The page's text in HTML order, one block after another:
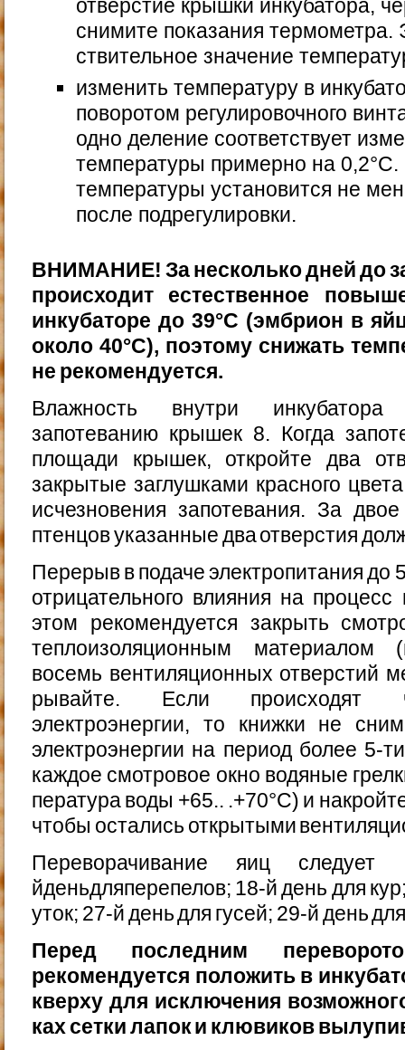
отверстие крышки инкубатора,
снимите показания термометра.
ствительное значение
изменить температуру в
поворотом регулировочного
одно деление соответствует
температуры примерно на
температуры установится не
после подрегулировки.
ВНИМАНИЕ! За несколько дней до
происходит есте­ственное
инкубаторе до 39°С (эмбрион в
около 40°С), поэтому снижать
не рекомендуется.
Влажность внутри инкубатора
запотеванию крышек 8. Когда
площади крышек, откройте два
закрытые заглушками красного
исчезновения запотевания. За
птенцов указан­ные два отверстия
Перерыв в подаче электропитания до
отрицатель­ного влияния на
этом рекомендуется зак­рыть
теплоизоляционным материалом
восемь вентиляционных отверстий
рывайте. Если происходят
электроэнергии, то книжки не
электроэнергии на период более 5-
каждое смотровое окно водяные
пература воды +65.. .+70°С) и
чтобы оста­лись открытыми
Переворачивание яиц
йденьдляперепелов; 18-й день для
уток; 27-й день для гусей; 29-й день
Перед последним
рекомендуется положить в
кверху для исключения
ках сетки лапок и клювиков